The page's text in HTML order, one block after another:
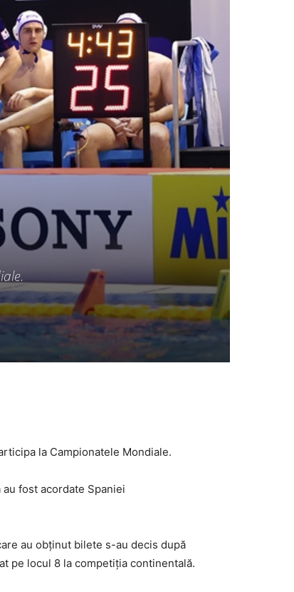
la Campionatele Mondiale.
fost acordate Spaniei
au obţinut bilete s-au decis după
pe locul 8 la competiţia continentală.